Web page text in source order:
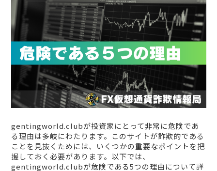
gentingworld.clubが投資家にとって非常に危険であ
る理由は多岐にわたります。このサイトが詐欺的である
ことを見抜くためには、いくつかの重要なポイントを把
握しておく必要があります。以下では、
gentingworld.clubが危険である5つの理由について詳